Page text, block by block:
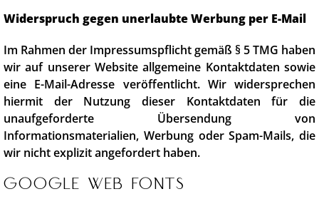
Widerspruch gegen unerlaubte Werbung per E-Mail
Im Rahmen der Impressumspflicht gemäß § 5 TMG haben
wir auf unserer Website allgemeine Kontaktdaten sowie
eine E-Mail-Adresse veröffentlicht. Wir widersprechen
hiermit der Nutzung dieser Kontaktdaten für die
unaufgeforderte Übersendung von
Informationsmaterialien, Werbung oder Spam-Mails, die
wir nicht explizit angefordert haben.
Google Web Fonts